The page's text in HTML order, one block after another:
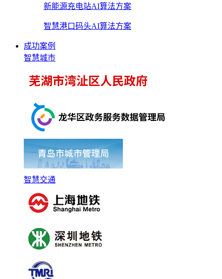
新能源充电站AI算法方案
智慧港口码头AI算法方案
成功案例
智慧城市
智慧交通